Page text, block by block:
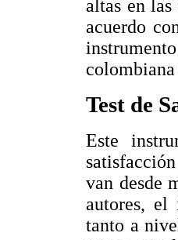
altas en
acuerdo
Test de
Este
van desde
autores, el
tanto a